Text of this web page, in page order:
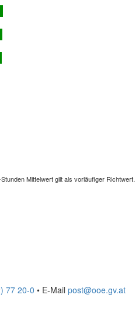
Mittelwert gilt als vorläufiger Richtwert.
77 20-0 • E-Mail post@ooe.gv.at